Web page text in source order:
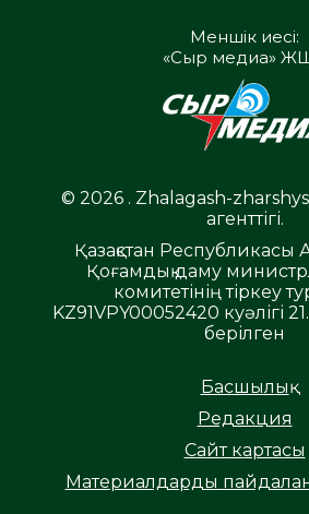
Меншік иесі:
«Сыр медиа»
© 2026 . Zhalagash-
агенттігі.
Қазақстан Республикасы
Қоғамдық даму
комитетінің тіркеу
KZ91VPY00052420 куәлігі
берілген
Басшылық
Редакция
Сайт картасы
Материалдарды